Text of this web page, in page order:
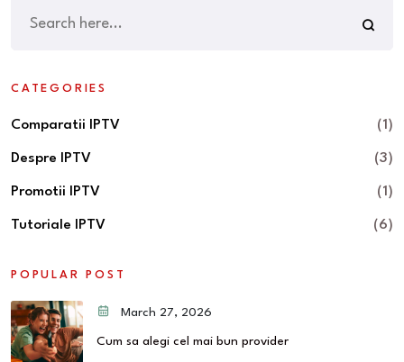
CATEGORIES
Comparatii IPTV (1)
Despre IPTV (3)
Promotii IPTV (1)
Tutoriale IPTV (6)
POPULAR POST
March 27, 2026
Cum sa alegi cel mai bun provider